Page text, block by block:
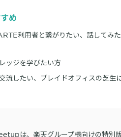
め
利用者と繋がりたい、話してみ
ッジを学びたい方
流したい、プレイドオフィスの芝生
は、楽天グループ様向けの特別